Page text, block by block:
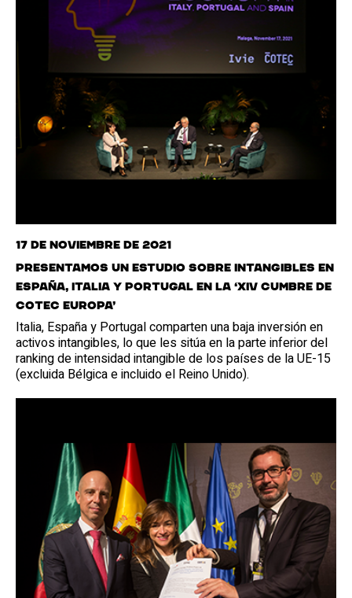
17 de noviembre de 2021
Presentamos un estudio sobre intangibles en
España, Italia y Portugal en la ‘XIV Cumbre de
Cotec Europa’
Italia, España y Portugal comparten una baja inversión en
activos intangibles, lo que les sitúa en la parte inferior del
ranking de intensidad intangible de los países de la UE-15
(excluida Bélgica e incluido el Reino Unido).